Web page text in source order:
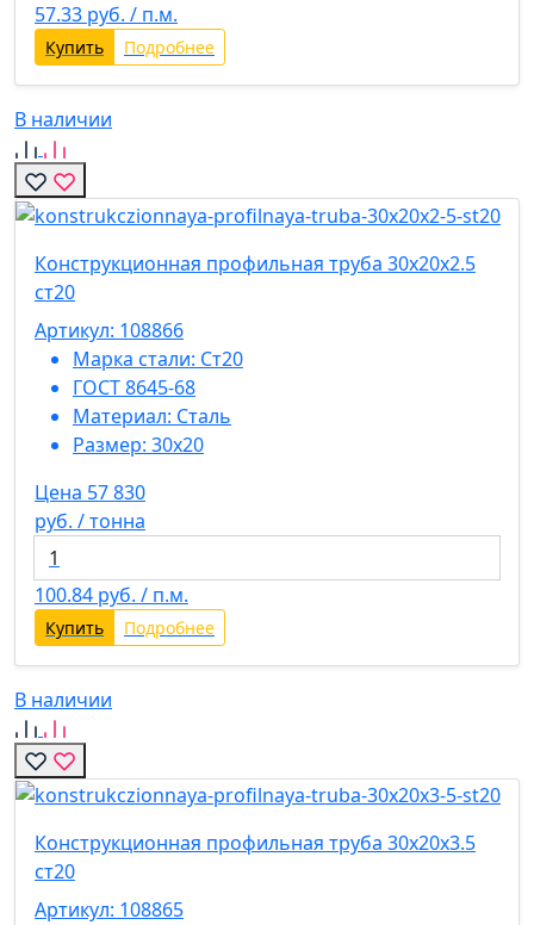
57.33 руб. / п.м.
Купить Подробнее
В наличии
Конструкционная профильная труба 30х20х2.5
ст20
Артикул: 108866
Марка стали: Ст20
ГОСТ 8645-68
Материал: Сталь
Размер: 30х20
Цена 57 830
руб. / тонна
100.84 руб. / п.м.
Купить Подробнее
В наличии
Конструкционная профильная труба 30х20х3.5
ст20
Артикул: 108865